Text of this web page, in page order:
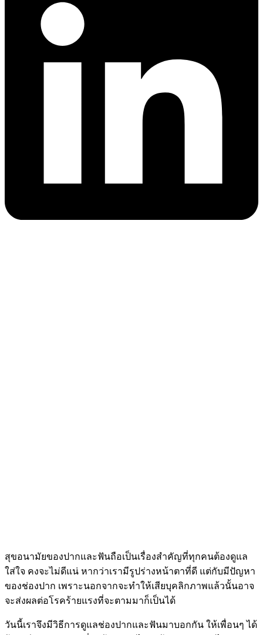
สุขอนามัยของปากและฟันถือเป็นเรื่องสำคัญที่ทุกคนต้องดูแล
ใส่ใจ คงจะไม่ดีแน่ หากว่าเรามีรูปร่างหน้าตาที่ดี แต่กับมีปัญหา
ของช่องปาก เพราะนอกจากจะทำให้เสียบุคลิกภาพแล้วนั้นอาจ
จะส่งผลต่อโรคร้ายแรงที่จะตามมาก็เป็นได้
วันนี้เราจึงมีวิธีการดูแลช่องปากและฟันมาบอกกัน ให้เพื่อนๆ ได้